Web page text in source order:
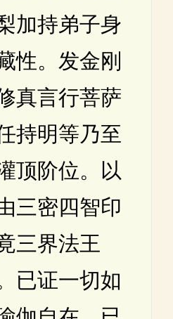
加持弟子身
性。发金刚
真言行菩萨
持明等乃至
顶阶位。以
三密四智印
三界法王
已证一切如